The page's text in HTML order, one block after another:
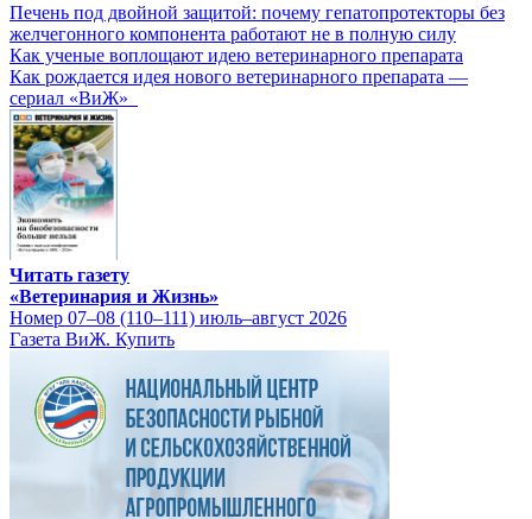
Печень под двойной защитой: почему гепатопротекторы без
желчегонного компонента работают не в полную силу
Как ученые воплощают идею ветеринарного препарата
Как рождается идея нового ветеринарного препарата —
сериал «ВиЖ»
Читать газету
«Ветеринария и Жизнь»
Номер 07–08 (110–111) июль–август 2026
Газета ВиЖ. Купить